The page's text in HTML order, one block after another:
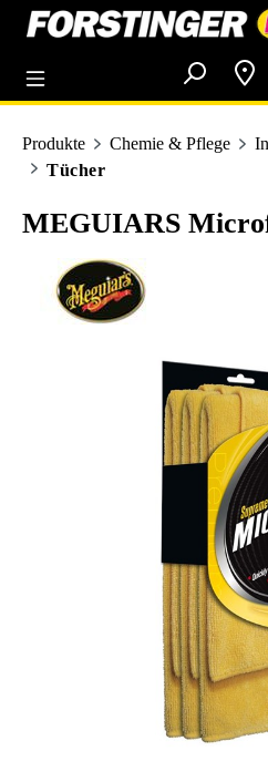
springen
Produkte Chemie & Pflege
Tücher
MEGUIARS
Bildergalerie überspringen